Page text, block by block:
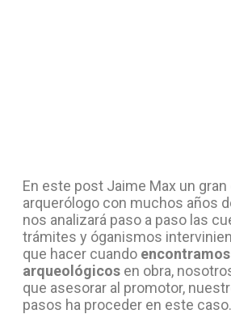
En este post Jaime Max un
arquerólogo con muchos años
nos analizará paso a paso las
trámites y óganismos
que hacer cuando
arqueológicos en obra,
que asesorar al promotor,
pasos ha proceder en este caso.